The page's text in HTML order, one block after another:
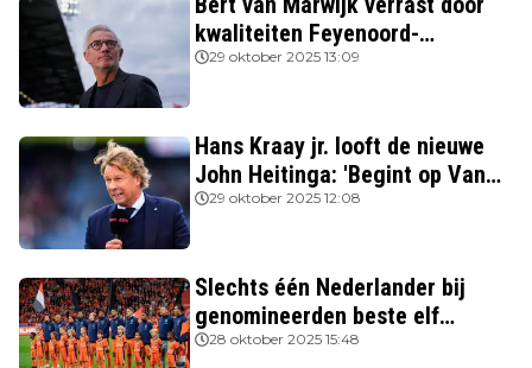
kwaliteiten Feyenoord-
aanvoerder: 'Niemand zag
29 oktober 2025 13:09
Hans Kraay jr. looft de nieuwe
John Heitinga: 'Begint op Van
Gaal te lijken'
29 oktober 2025 12:08
Slechts één Nederlander bij
genomineerden beste elf
FIFPRO
28 oktober 2025 15:48